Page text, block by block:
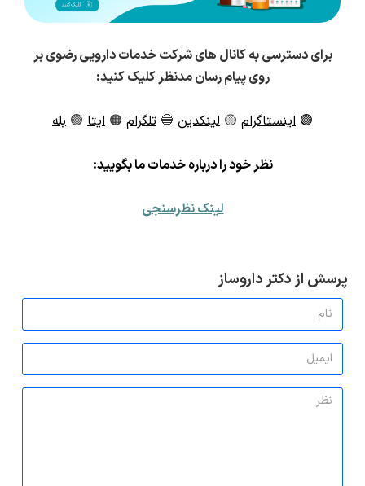
برای دسترسی به کانال های شرکت خدمات دارویی رضوی بر
روی پیام رسان مدنظر کلیک کنید:
🟣 اینستاگرام 🟡 لینکدین 🔵 تلگرام 🟠 ایتا 🟢 بله
نظر خود را درباره خدمات ما بگویید:
لینک نظرسنجی
پرسش از دکتر داروساز